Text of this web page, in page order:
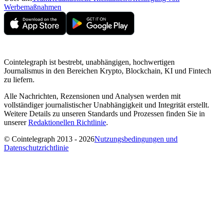
Werbemaßnahmen
Cointelegraph ist bestrebt, unabhängigen, hochwertigen
Journalismus in den Bereichen Krypto, Blockchain, KI und Fintech
zu liefern.
Alle Nachrichten, Rezensionen und Analysen werden mit
vollständiger journalistischer Unabhängigkeit und Integrität erstellt.
Weitere Details zu unseren Standards und Prozessen finden Sie in
unsererRedaktionellen Richtlinie.
© Cointelegraph 2013 - 2026Nutzungsbedingungen und
Datenschutzrichtlinie